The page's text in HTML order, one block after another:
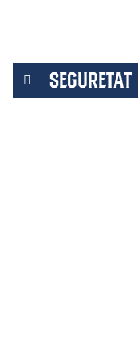
SEGURETAT